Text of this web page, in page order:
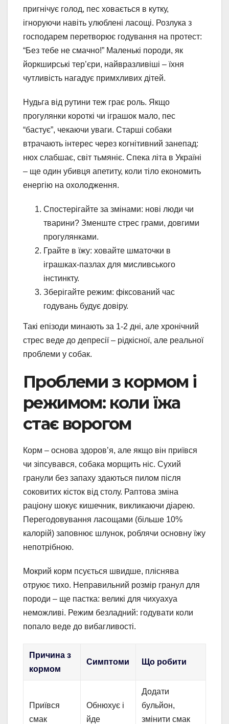
пригнічує голод, пес ховається в кутку,
ігноруючи навіть улюблені ласощі. Розлука з
господарем перетворює годування на протест:
“Без тебе не смачно!” Маленькі породи, як
йоркширські тер’єри, найвразливіші – їхня
чутливість нагадує примхливих дітей.
Нудьга від рутини теж грає роль. Якщо
прогулянки короткі чи іграшок мало, пес
“бастує”, чекаючи уваги. Старші собаки
втрачають інтерес через когнітивний занепад:
нюх слабшає, світ тьмяніє. Спека літа в Україні
– ще один убивця апетиту, коли тіло економить
енергію на охолодження.
Спостерігайте за змінами: нові люди чи
тварини? Зменште стрес грами, довгими
прогулянками.
Грайте в їжу: ховайте шматочки в
іграшках-пазлах для мисливського
інстинкту.
Зберігайте режим: фіксований час
годувань будує довіру.
Такі епізоди минають за 1-2 дні, але хронічний
стрес веде до депресії – рідкісної, але реальної
проблеми у собак.
Проблеми з кормом і
режимом: коли їжа
стає ворогом
Корм – основа здоров’я, але якщо він приївся
чи зіпсувався, собака морщить ніс. Сухий
гранули без запаху здаються пилом після
соковитих кісток від столу. Раптова зміна
раціону шокує кишечник, викликаючи діарею.
Перегодовування ласощами (більше 10%
калорій) заповнює шлунок, роблячи основну їжу
непотрібною.
Мокрий корм псується швидше, пліснява
отруює тихо. Неправильний розмір гранул для
породи – ще пастка: великі для чихуахуа
неможливі. Режим безладний: годувати коли
попало веде до вибагливості.
Причина з
кормом
Симптоми Що робити
Приївся
смак
Обнюхує і
йде
Додати
бульйон,
змінити смак